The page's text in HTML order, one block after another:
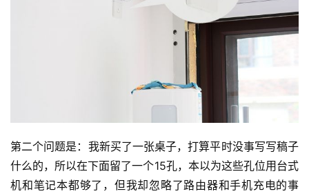
第二个问题是：我新买了一张桌子，打算平时没事写写稿子
什么的，所以在下面留了一个15孔，本以为这些孔位用台式
机和笔记本都够了，但我却忽略了路由器和手机充电的事